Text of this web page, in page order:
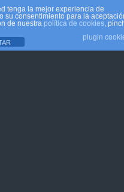
tenga la mejor experiencia de
su consentimiento para la
de nuestra política de cookies,
plugin